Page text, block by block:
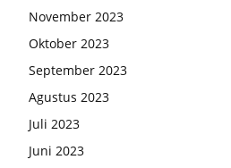
November 2023
Oktober 2023
September 2023
Agustus 2023
Juli 2023
Juni 2023